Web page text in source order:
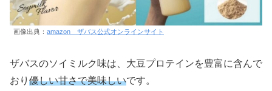
画像出典： amazon ザバス公式オンラインサイト
ザバスのソイミルク味は、大豆プロテインを豊富に含んで
おり 優しい甘さで美味しいです。